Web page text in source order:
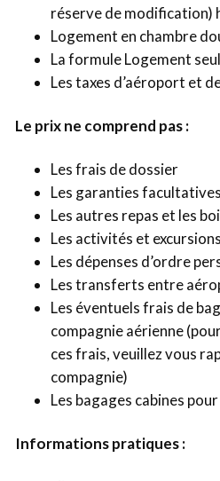
réserve de modification)
Logement en chambre
La formule Logement seul
Les taxes d’aéroport et
Le prix ne comprend pas :
Les frais de dossier
Les garanties facultatives
Les autres repas et les
Les activités et
Les dépenses d’ordre
Les transferts entre
Les éventuels frais de
compagnie aérienne
ces frais, veuillez vous
compagnie)
Les bagages cabines
Informations pratiques :